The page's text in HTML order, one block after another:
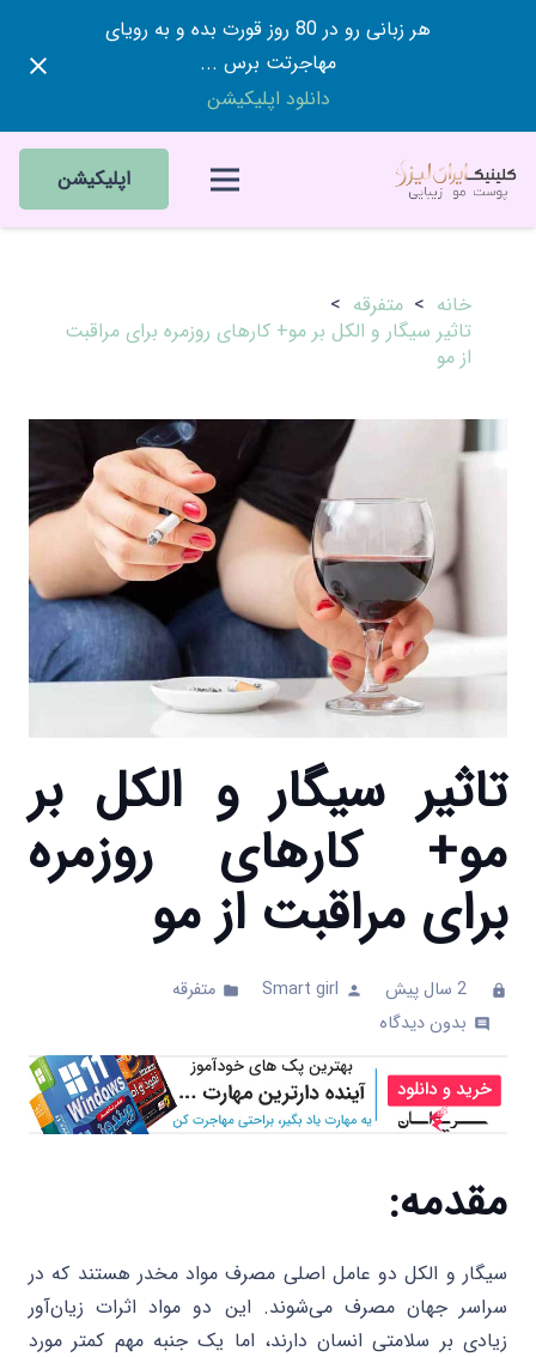
هر زبانی رو در 80 روز قورت بده و به رویای
مهاجرتت برس ...
دانلود اپلیکیشن
اپلیکیشن
خانه > متفرقه >
تاثیر سیگار و الکل بر مو+ کارهای روزمره برای مراقبت
از مو
تاثیر سیگار و الکل بر
مو+ کارهای روزمره
برای مراقبت از مو
clock 2 سال پیش person
Smart girl
folder متفرقه
comments بدون دیدگاه
مقدمه:
سیگار و الکل دو عامل اصلی مصرف مواد مخدر هستند که در
سراسر جهان مصرف می‌شوند. این دو مواد اثرات زیان‌آور
زیادی بر سلامتی انسان دارند، اما یک جنبه مهم کمتر مورد